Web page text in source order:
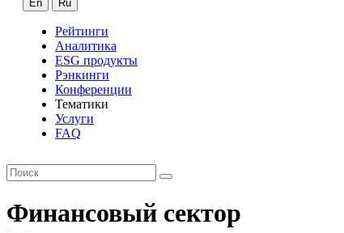
En Ru
Рейтинги
Аналитика
ESG продукты
Рэнкинги
Конференции
Тематики
Услуги
FAQ
Финансовый сектор